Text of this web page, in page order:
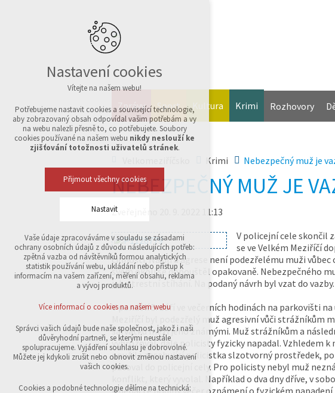
Zprávy Sport Kultura Krimi Rozhovory
Krimi Nebezpečný muž je
NEBEZPEČNÝ MUŽ JE
Zveřejněno 20. 9. 2022 11:13
V policejní cele skončil
se ve Velkém Meziříčí
činnosti. Násilí a agrese není podezřelému muži vůbec
svém okolí se dopouštěl opakovaně. Nebezpečného
jeho trestní stíhání. Na podaný návrh byl vzat do vazby.
V pondělí 5. září ve večerních hodinách na parkovišti
Meziříčí byl podezřelý muž agresivní vůči strážníkům
šarvátku mezi jeho známými. Muž strážníkům a
vyhrožoval, dále policisty fyzicky napadal. Vzhledem
použila zasahující policistka slzotvorný prostředek,
putoval do policejní cely. Pro policisty nebyl muž
konflikt, který vyvolal. Například o dva dny dříve, v
jedenácté hodiny večer oznámení o fyzickém
Nastavení cookies
Vítejte na našem webu!
Potřebujeme nastavit cookies a související technologie,
aby zobrazovaný obsah odpovídal vašim potřebám a vy
na webu nalezli přesně to, co potřebujete. Soubory
cookies používané na našem webu nikdy neslouží ke
zjišťování totožnosti uživatelů stránek.
Přijmout všechny cookies
Nastavit
Technická cookies
nutná pro provozování webu
udržení kontextu stránek (session): případná
přihlášení, volby jazyka, apod.
analytická pro anonymizované vyhodnocení
návštěvnosti
marketingová cookies (Google,Sklik)
Více informací o cookies na našem webu
Přijmout všechny cookies
Vaše údaje zpracováváme v souladu se zásadami
ochrany osobních údajů z důvodu následujících potřeb:
zpětná vazba od návštěvníků formou analytických
statistik používání webu, ukládání nebo přístup k
informacím na vašem zařízení, měření obsahu, reklama
a vývoj produktů.
Více informací o cookies na našem webu
Správci vašich údajů bude naše společnost, jakož i naši
důvěryhodní partneři, se kterými neustále
spolupracujeme. Vyjádření souhlasu je dobrovolné.
Můžete jej kdykoli zrušit nebo obnovit změnou nastavení
vašich cookies.
Cookies a podobné technologie dělíme na technická: